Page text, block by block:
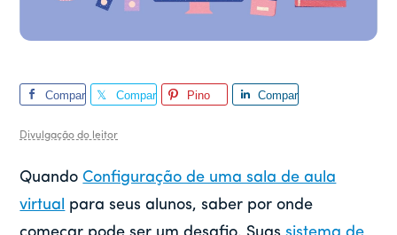
Compar
Compar
Pino
Compar
Divulgação do leitor
Quando Configuração de uma sala de aula
virtual para seus alunos, saber por onde